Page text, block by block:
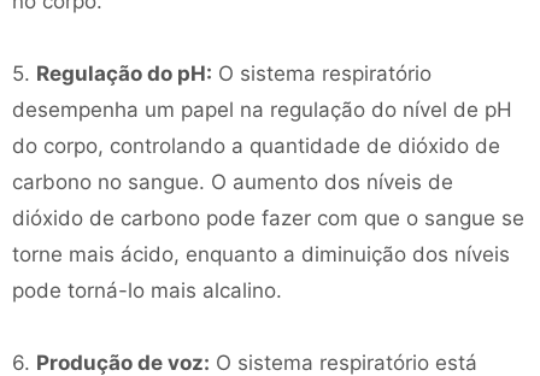
5. Regulação do pH: O sistema respiratório
desempenha um papel na regulação do nível de pH
do corpo, controlando a quantidade de dióxido de
carbono no sangue. O aumento dos níveis de
dióxido de carbono pode fazer com que o sangue se
torne mais ácido, enquanto a diminuição dos níveis
pode torná-lo mais alcalino.
6. Produção de voz: O sistema respiratório está